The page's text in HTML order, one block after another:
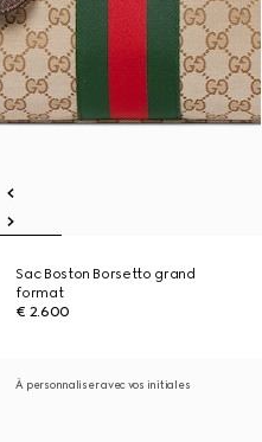
Sac Boston Borsetto grand
format
€ 2.600
À personnaliser avec vos initiales